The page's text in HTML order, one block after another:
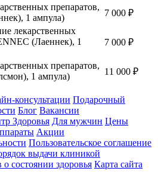
препаратов,
1 ампула)
7 000 ₽
лекарственных
(Лаеннек), 1
7 000 ₽
препаратов,
1 ампула)
11 000 ₽
консультации Подарочный
Блог Вакансии
Здоровья Для мужчин Цены
Акции
Пользовательское соглашение
выдачи клиникой
состоянии здоровья Карта сайта